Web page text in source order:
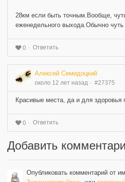
28км если быть точным.Вообще,
еженедельного выхода.Обычно
0 Ответить
Алексей Семидоцкий
около 12 лет назад #27375
Красивые места, да и для здоровья
0 Ответить
Добавить
Опубликовать комментарий от